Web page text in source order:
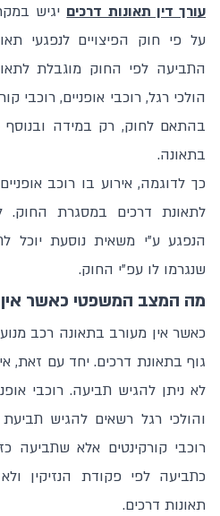
עורך דין תאונות דרכים יגיש
על פי חוק הפיצויים לנפגעי
התביעה לפי החוק מוגבלת
הולכי רגל, רוכבי אופניים, רוכבי
בהתאם לחוק, רק במידה ובנוסף
בתאונה.
כך לדוגמה, אירוע בו רוכב
לתאונת דרכים במסגרת החוק.
הנפגע ע"י משאית נוסעת יוכל
שנגרמו לו עפ"י החוק.
מה המצב המשפטי כאשר אין
כאשר אין מעורב בתאונה רכב
גוף בתאונת דרכים. יחד עם זאת,
לא ניתן להגיש תביעה. רוכבי
והולכי רגל רשאים להגיש תביעת
רוכבי קורקינטים אלא שתביעה
כתביעה לפי פקודת הנזיקין
תאונות דרכים.